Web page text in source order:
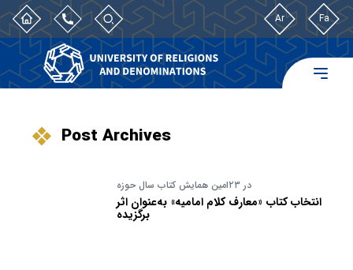
Ar Fa
Post Archives
در ۲۳امین همایش کتاب سال حوزه
انتخاب کتاب «معارف کلام امامیه» به‌عنوان اثر
برگزیده